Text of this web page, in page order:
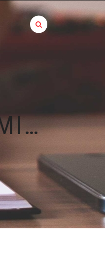
ΙΣΤΟΡΊΕΣ ΤΗΣ ΚΟΥΖΊΝΑΣ | ΚΟΤΌΠΟΥΛΟ ΓΕΜΙΣΤΌ ΜΕ ΛΑΧΑΝΙΚΆ!